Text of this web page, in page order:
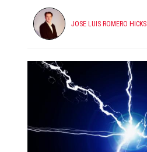
JOSE LUIS ROMERO HICKS